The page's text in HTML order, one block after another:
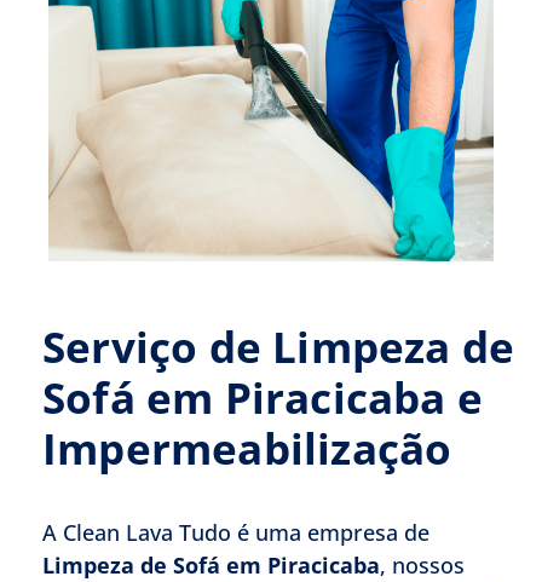
Serviço de Limpeza de
Sofá em Piracicaba e
Impermeabilização
A Clean Lava Tudo é uma empresa de
Limpeza de Sofá em Piracicaba, nossos